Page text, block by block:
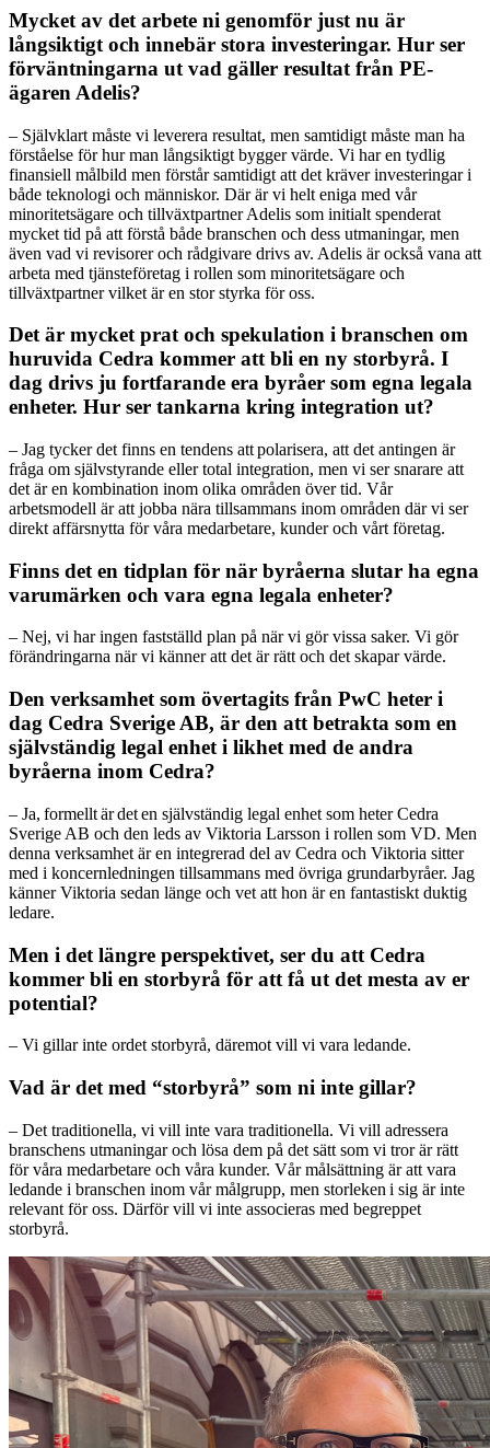
Mycket av det arbete ni genomför just nu är
långsiktigt och innebär stora investeringar. Hur ser
förväntningarna ut vad gäller resultat från PE-
ägaren Adelis?
– Självklart måste vi leverera resultat, men samtidigt måste man ha
förståelse för hur man långsiktigt bygger värde. Vi har en tydlig
finansiell målbild men förstår samtidigt att det kräver investeringar i
både teknologi och människor. Där är vi helt eniga med vår
minoritetsägare och tillväxtpartner Adelis som initialt spenderat
mycket tid på att förstå både branschen och dess utmaningar, men
även vad vi revisorer och rådgivare drivs av. Adelis är också vana att
arbeta med tjänsteföretag i rollen som minoritetsägare och
tillväxtpartner vilket är en stor styrka för oss.
Det är mycket prat och spekulation i branschen om
huruvida Cedra kommer att bli en ny storbyrå. I
dag drivs ju fortfarande era byråer som egna legala
enheter. Hur ser tankarna kring integration ut?
– Jag tycker det finns en tendens att polarisera, att det antingen är
fråga om självstyrande eller total integration, men vi ser snarare att
det är en kombination inom olika områden över tid. Vår
arbetsmodell är att jobba nära tillsammans inom områden där vi ser
direkt affärsnytta för våra medarbetare, kunder och vårt företag.
Finns det en tidplan för när byråerna slutar ha egna
varumärken och vara egna legala enheter?
– Nej, vi har ingen fastställd plan på när vi gör vissa saker. Vi gör
förändringarna när vi känner att det är rätt och det skapar värde.
Den verksamhet som övertagits från PwC heter i
dag Cedra Sverige AB, är den att betrakta som en
självständig legal enhet i likhet med de andra
byråerna inom Cedra?
– Ja, formellt är det en självständig legal enhet som heter Cedra
Sverige AB och den leds av Viktoria Larsson i rollen som VD. Men
denna verksamhet är en integrerad del av Cedra och Viktoria sitter
med i koncernledningen tillsammans med övriga grundarbyråer. Jag
känner Viktoria sedan länge och vet att hon är en fantastiskt duktig
ledare.
Men i det längre perspektivet, ser du att Cedra
kommer bli en storbyrå för att få ut det mesta av er
potential?
– Vi gillar inte ordet storbyrå, däremot vill vi vara ledande.
Vad är det med “storbyrå” som ni inte gillar?
– Det traditionella, vi vill inte vara traditionella. Vi vill adressera
branschens utmaningar och lösa dem på det sätt som vi tror är rätt
för våra medarbetare och våra kunder. Vår målsättning är att vara
ledande i branschen inom vår målgrupp, men storleken i sig är inte
relevant för oss. Därför vill vi inte associeras med begreppet
storbyrå.